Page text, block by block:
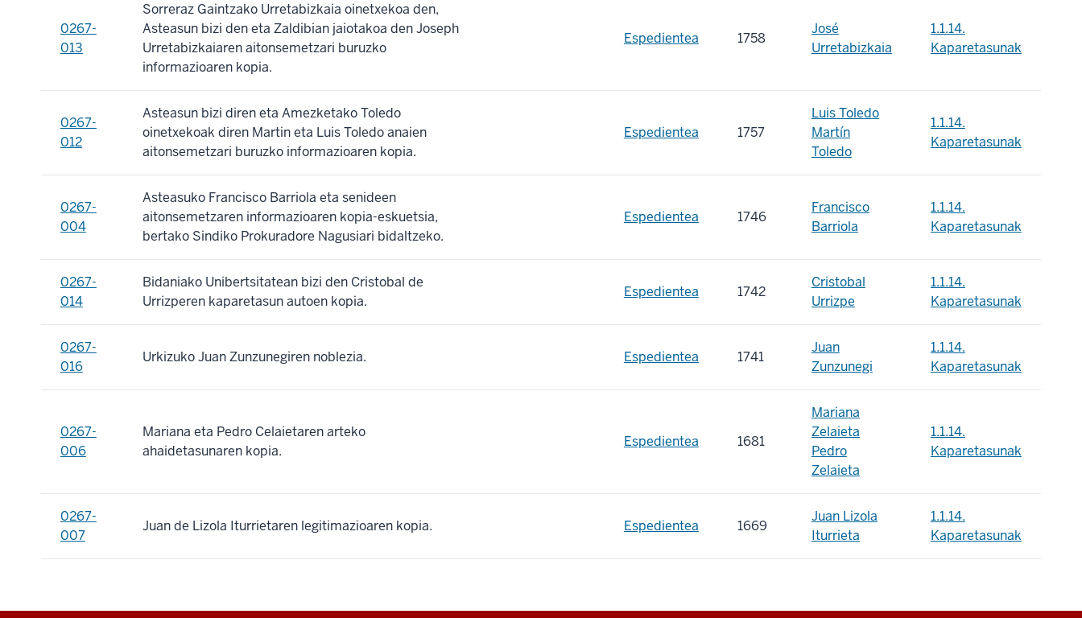
0267-
013
Sorreraz Gaintzako Urretabizkaia oinetxekoa den,
Asteasun bizi den eta Zaldibian jaiotakoa den Joseph
Urretabizkaiaren aitonsemetzari buruzko
informazioaren kopia.
Espedientea 1758
José
Urretabizkaia
1.1.14.
Kaparetasunak
0267-
012
Asteasun bizi diren eta Amezketako Toledo
oinetxekoak diren Martin eta Luis Toledo anaien
aitonsemetzari buruzko informazioaren kopia.
Espedientea 1757
Luis Toledo
Martín
Toledo
1.1.14.
Kaparetasunak
0267-
004
Asteasuko Francisco Barriola eta senideen
aitonsemetzaren informazioaren kopia-eskuetsia,
bertako Sindiko Prokuradore Nagusiari bidaltzeko.
Espedientea 1746
Francisco
Barriola
1.1.14.
Kaparetasunak
0267-
014
Bidaniako Unibertsitatean bizi den Cristobal de
Urrizperen kaparetasun autoen kopia.
Espedientea 1742
Cristobal
Urrizpe
1.1.14.
Kaparetasunak
0267-
016
Urkizuko Juan Zunzunegiren noblezia. Espedientea 1741
Juan
Zunzunegi
1.1.14.
Kaparetasunak
0267-
006
Mariana eta Pedro Celaietaren arteko
ahaidetasunaren kopia.
Espedientea 1681
Mariana
Zelaieta
Pedro
Zelaieta
1.1.14.
Kaparetasunak
0267-
007
Juan de Lizola Iturrietaren legitimazioaren kopia. Espedientea 1669
Juan Lizola
Iturrieta
1.1.14.
Kaparetasunak